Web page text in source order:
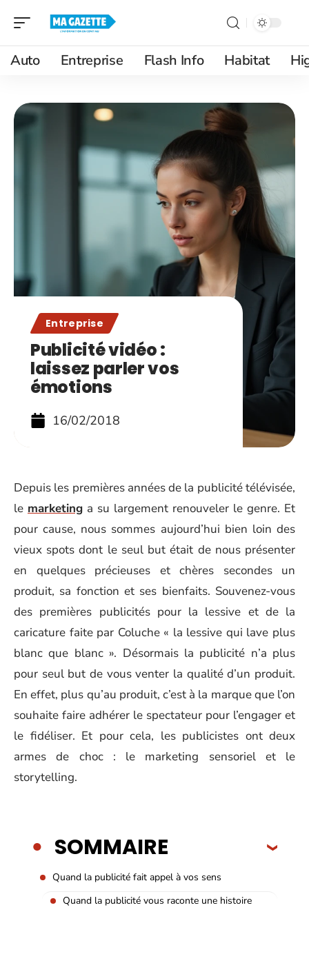
Auto Entreprise Flash Info Habitat
Entreprise
Publicité vidéo :
laissez parler vos
émotions
16/02/2018
Depuis les premières années de la publicité télévisée,
le marketing a su largement renouveler le genre. Et
pour cause, nous sommes aujourd’hui bien loin des
vieux spots dont le seul but était de nous présenter
en quelques précieuses et chères secondes un
produit, sa fonction et ses bienfaits. Souvenez-vous
des premières publicités pour la lessive et de la
caricature faite par Coluche « la lessive qui lave plus
blanc que blanc ». Désormais la publicité n’a plus
pour seul but de vous venter la qualité d’un produit.
En effet, plus qu’au produit, c’est à la marque que l’on
souhaite faire adhérer le spectateur pour l’engager et
le fidéliser. Et pour cela, les publicistes ont deux
armes de choc : le marketing sensoriel et le
storytelling.
SOMMAIRE
Quand la publicité fait appel à vos sens
Quand la publicité vous raconte une histoire